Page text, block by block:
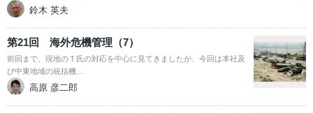
鈴木 英夫
第21回 海外危機管理（7）
前回まで、現地のＴ氏の対応を中心に見てきましたが、今回は本社及
び中東地域の統括機…
高原 彦二郎